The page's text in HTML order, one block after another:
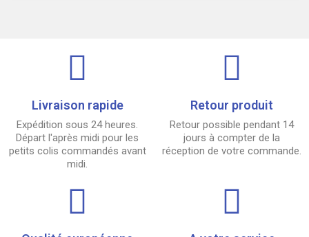
Livraison rapide
Expédition sous 24 heures.
Départ l'après midi pour les
petits colis commandés avant
midi.
Retour produit
Retour possible pendant 14
jours à compter de la
réception de votre commande.